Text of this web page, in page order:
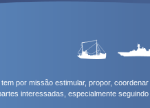
por missão estimular, propor,
interessadas, especialmente